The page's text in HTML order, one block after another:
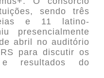
sendo três
e 11 latino-
presencialmente
abril no auditório
para discutir os
e resultados do